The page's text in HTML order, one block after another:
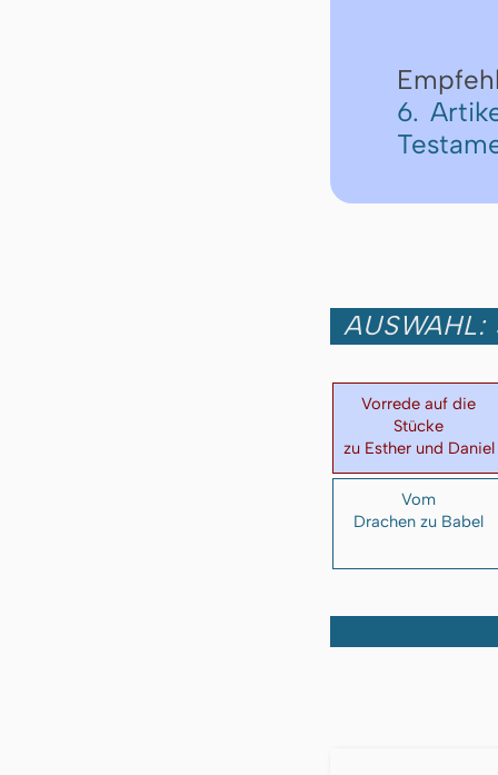
6.
AUSWAHL:
Vorrede auf die
Stücke
zu Esther und Daniel
Vom
Drachen zu Babel